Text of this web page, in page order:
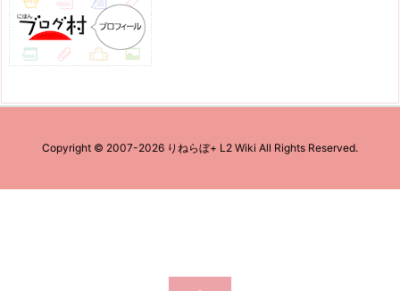
Copyright © 2007-2026 りねらぼ+ L2 Wiki All Rights Reserved.